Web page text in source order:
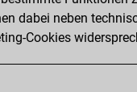
You created your
dabei neben
Cookies